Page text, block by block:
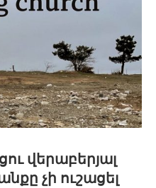
վերաբերյալ
չի ուշացել